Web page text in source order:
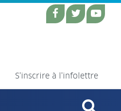
S'inscrire à l'infolettre